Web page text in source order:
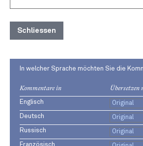
Schliessen
In welcher Sprache möchten Sie die
Kommentare in Übersetzen
Englisch
Deutsch
Russisch
Französisch